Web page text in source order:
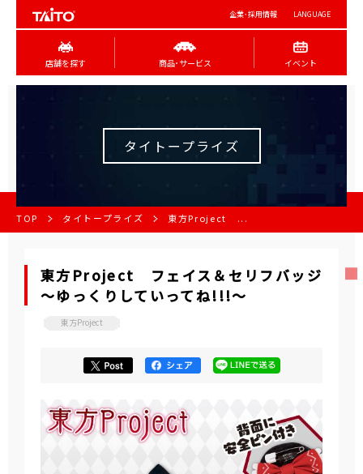
企業･採用情報 LANGUAGE
店舗を探す 商品･サービス イベント
タイトープライズ
TOP タイトープライズ 東方Project ...
東方Project フェイス＆セリフバッジ
～ゆっくりしていってね!!!～
東方Project